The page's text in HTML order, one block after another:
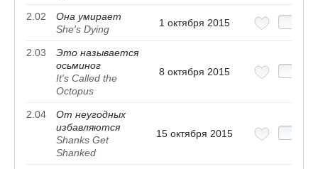
2.02
Она умирает
She's Dying
1 октября 2015
2.03
Это называется
осьминог
It's Called the
Octopus
8 октября 2015
2.04
От неугодных
избавляются
Shanks Get
Shanked
15 октября 2015